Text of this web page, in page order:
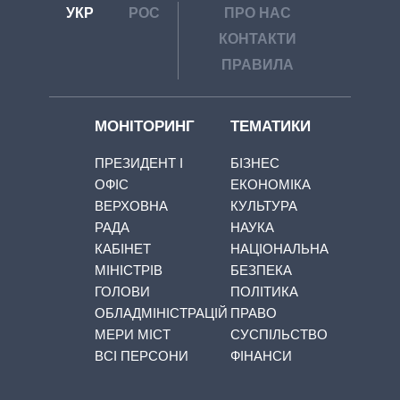
УКР РОС
ПРО НАС
КОНТАКТИ
ПРАВИЛА
МОНІТОРИНГ
ПРЕЗИДЕНТ І
ОФІС
ВЕРХОВНА
РАДА
КАБІНЕТ
МІНІСТРІВ
ГОЛОВИ
ОБЛАДМІНІСТРАЦІЙ
МЕРИ МІСТ
ВСІ ПЕРСОНИ
ТЕМАТИКИ
БІЗНЕС
ЕКОНОМІКА
КУЛЬТУРА
НАУКА
НАЦІОНАЛЬНА
БЕЗПЕКА
ПОЛІТИКА
ПРАВО
СУСПІЛЬСТВО
ФІНАНСИ